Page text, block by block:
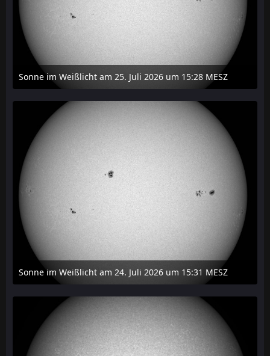
Sonne im Weißlicht am 25. Juli 2026 um 15:28 MESZ
27. Juli 2026 um 20:29
Sonne im Weißlicht am 24. Juli 2026 um 15:31 MESZ
24. Juli 2026 um 21:45